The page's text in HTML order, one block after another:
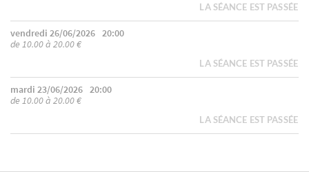
LA SÉANCE EST PASSÉE
vendredi 26/06/2026 20:00
de 10.00 à 20.00 €
LA SÉANCE EST PASSÉE
mardi 23/06/2026 20:00
de 10.00 à 20.00 €
LA SÉANCE EST PASSÉE